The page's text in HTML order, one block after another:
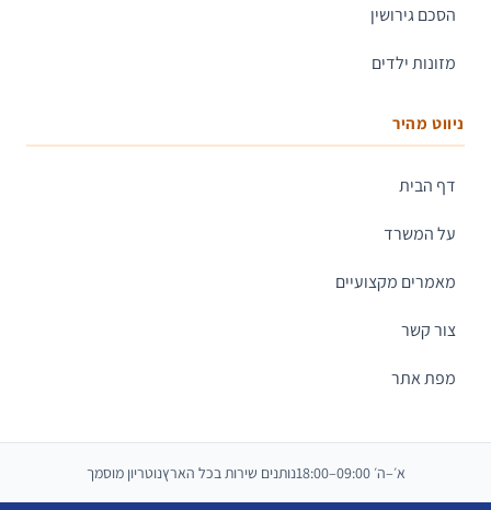
הסכם גירושין
מזונות ילדים
ניווט מהיר
דף הבית
על המשרד
מאמרים מקצועיים
צור קשר
מפת אתר
א׳–ה׳ 09:00–18:00 נותנים שירות בכל הארץנוטריון מוסמך